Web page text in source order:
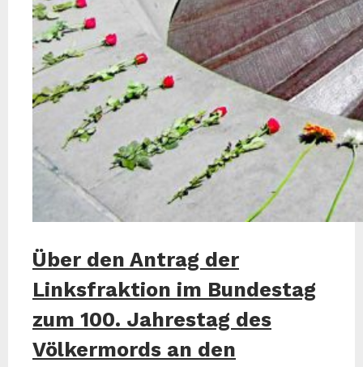
Über den Antrag der
Linksfraktion im Bundestag
zum 100. Jahrestag des
Völkermords an den